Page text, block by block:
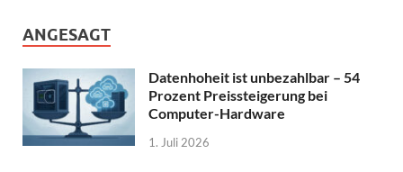
ANGESAGT
Datenhoheit ist unbezahlbar – 54
Prozent Preissteigerung bei
Computer-Hardware
1. Juli 2026